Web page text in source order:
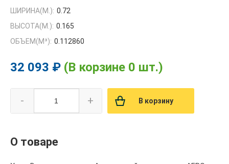
ШИРИНА(М.): 0.72
ВЫСОТА(М.): 0.165
ОБЪЕМ(M³): 0.112860
32 093 ₽ (В корзине 0 шт.)
- + В корзину
О товаре